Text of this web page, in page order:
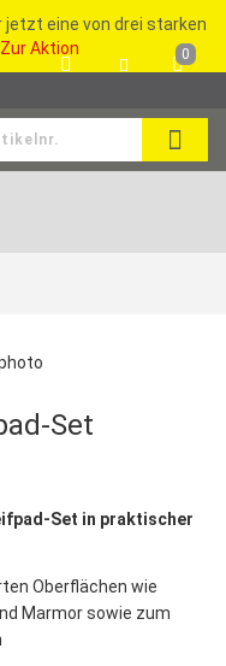
jetzt eine von drei starken
Aktion 0
Set
Set in praktischer
Oberflächen wie
Marmor sowie zum